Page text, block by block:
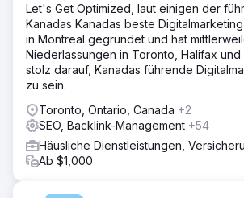
Let's Get Optimized, laut einigen der
Kanadas Kanadas beste
in Montreal gegründet und hat
Niederlassungen in Toronto, Halifax und
stolz darauf, Kanadas führende
zu sein.
Toronto, Ontario, Canada +2
SEO, Backlink-Management +54
Häusliche Dienstleistungen,
Ab $1,000